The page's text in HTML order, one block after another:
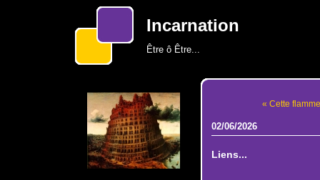
Incarnation
Être ô Être...
« Cette
02/06/2026
Liens...